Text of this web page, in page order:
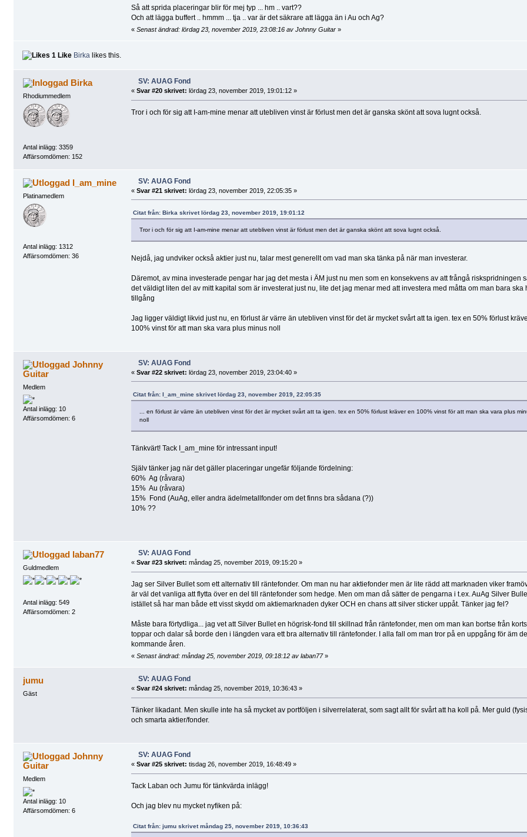
Så att sprida placeringar blir för mej typ ... hm .. vart??
Och att lägga buffert .. hmmm ... tja .. var är det säkrare att lägga än i Au och Ag?
« Senast ändrad: lördag 23, november 2019, 23:08:16 av Johnny Guitar»
1 Like Birkalikes this.
Birka
Rhodiummedlem
Antal inlägg: 3359
Affärsomdömen: 152
SV: AUAG Fond
« Svar #20 skrivet: lördag 23, november 2019, 19:01:12 »
Tror i och för sig att I-am-mine menar att utebliven vinst är förlust men det är ganska skönt att sova lugnt också.
I_am_mine
Platinamedlem
Antal inlägg: 1312
Affärsomdömen: 36
SV: AUAG Fond
« Svar #21 skrivet: lördag 23, november 2019, 22:05:35 »
Citat från: Birka skrivet lördag 23, november 2019, 19:01:12
Tror i och för sig att I-am-mine menar att utebliven vinst är förlust men det är ganska skönt att sova lugnt också.
Nejdå, jag undviker också aktier just nu, talar mest generellt om vad man ska tänka på när man investerar.
Däremot, av mina investerade pengar har jag det mesta i ÄM just nu men som en konsekvens av att frångå riskspridningen
det väldigt liten del av mitt kapital som är investerat just nu, lite det jag menar med att investera med måtta om man bara ska
tillgång
Jag ligger väldigt likvid just nu, en förlust är värre än utebliven vinst för det är mycket svårt att ta igen. tex en 50% förlust
100% vinst för att man ska vara plus minus noll
Johnny
Guitar
Medlem
Antal inlägg: 10
Affärsomdömen: 6
SV: AUAG Fond
« Svar #22 skrivet: lördag 23, november 2019, 23:04:40 »
Citat från: I_am_mine skrivet lördag 23, november 2019, 22:05:35
... en förlust är värre än utebliven vinst för det är mycket svårt att ta igen. tex en 50% förlust kräver en 100% vinst för att man ska vara plus
noll
Tänkvärt! Tack I_am_mine för intressant input!
Själv tänker jag när det gäller placeringar ungefär följande fördelning:
60% Ag (råvara)
15% Au (råvara)
15% Fond (AuAg, eller andra ädelmetallfonder om det finns bra sådana (?))
10% ??
laban77
Guldmedlem
Antal inlägg: 549
Affärsomdömen: 2
SV: AUAG Fond
« Svar #23 skrivet: måndag 25, november 2019, 09:15:20 »
Jag ser Silver Bullet som ett alternativ till räntefonder. Om man nu har aktiefonder men är lite rädd att marknaden viker
är väl det vanliga att flytta över en del till räntefonder som hedge. Men om man då sätter de pengarna i t.ex. AuAg Silver
istället så har man både ett visst skydd om aktiemarknaden dyker OCH en chans att silver sticker uppåt. Tänker jag fel?
Måste bara förtydliga... jag vet att Silver Bullet en högrisk-fond till skillnad från räntefonder, men om man kan bortse från
toppar och dalar så borde den i längden vara ett bra alternativ till räntefonder. I alla fall om man tror på en uppgång för äm de
kommande åren.
« Senast ändrad: måndag 25, november 2019, 09:18:12 av laban77»
jumu
Gäst
SV: AUAG Fond
« Svar #24 skrivet: måndag 25, november 2019, 10:36:43 »
Tänker likadant. Men skulle inte ha så mycket av portföljen i silverrelaterat, som sagt allt för svårt att ha koll på. Mer guld
och smarta aktier/fonder.
Johnny
Guitar
Medlem
Antal inlägg: 10
Affärsomdömen: 6
SV: AUAG Fond
« Svar #25 skrivet: tisdag 26, november 2019, 16:48:49 »
Tack Laban och Jumu för tänkvärda inlägg!
Och jag blev nu mycket nyfiken på:
Citat från: jumu skrivet måndag 25, november 2019, 10:36:43